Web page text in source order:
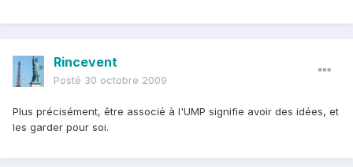
Rincevent
Posté 30 octobre 2009
Plus précisément, être associé à l'UMP signifie avoir des idées, et
les garder pour soi.